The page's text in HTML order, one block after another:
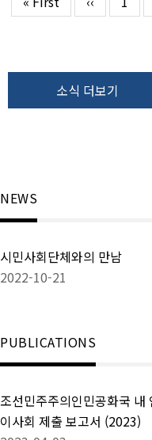
지
page
전
지
소식 더보기
NEWS
시민사회단체와의 만남
2022-10-21
PUBLICATIONS
조선민주주의인민공화국 내
이사회 제출 보고서 (2023)